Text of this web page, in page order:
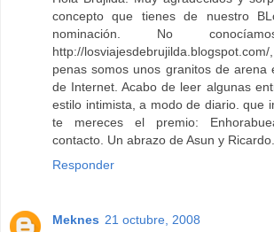
concepto que tienes de nuestro
nominación. No
http://
penas somos unos granitos de arena
de Internet. Acabo de leer algunas
estilo intimista, a modo de diario. que
te mereces el premio:
contacto. Un abrazo de Asun y Ricardo.
Responder
Meknes 21 octubre, 2008